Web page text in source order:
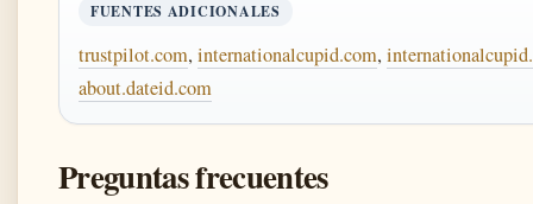
FUENTES ADICIONALES
trustpilot.com, internationalcupid.com,
about.dateid.com
Preguntas frecuentes